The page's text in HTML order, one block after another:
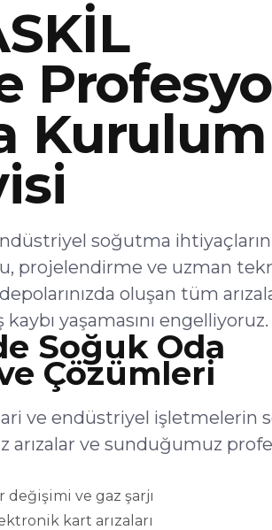
soğutma
projelendirme ve uzman
oluşan tüm
yaşamasını engelliyoruz.
Soğuk Oda
Çözümleri
ve endüstriyel işletmelerin
arızalar ve sunduğumuz
değişimi ve gaz şarjı
kart arızaları